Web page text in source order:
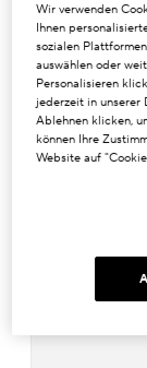
Wir verwenden
Ihnen
sozialen
auswählen oder
Personalisieren
jederzeit in unserer
Ablehnen klicken,
können Ihre
Website auf